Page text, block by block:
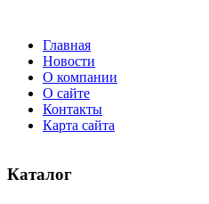
Главная
Новости
О компании
О сайте
Контакты
Карта сайта
Каталог